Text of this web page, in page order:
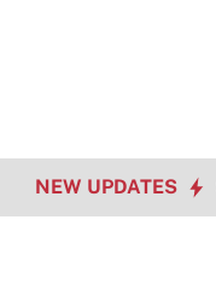
NEW UPDATES